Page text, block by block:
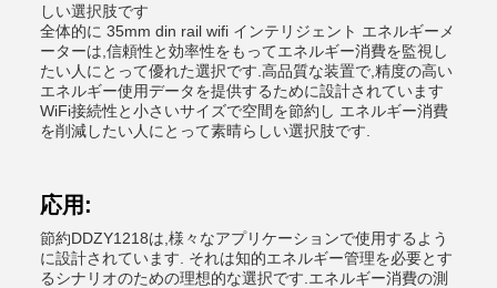
しい選択肢です
全体的に 35mm din rail wifi インテリジェント エネルギーメ
ーターは,信頼性と効率性をもってエネルギー消費を監視し
たい人にとって優れた選択です.高品質な装置で,精度の高い
エネルギー使用データを提供するために設計されています
WiFi接続性と小さいサイズで空間を節約し エネルギー消費
を削減したい人にとって素晴らしい選択肢です.
応用:
節約DDZY1218は,様々なアプリケーションで使用するよう
に設計されています. それは知的エネルギー管理を必要とす
るシナリオのための理想的な選択です.エネルギー消費の測